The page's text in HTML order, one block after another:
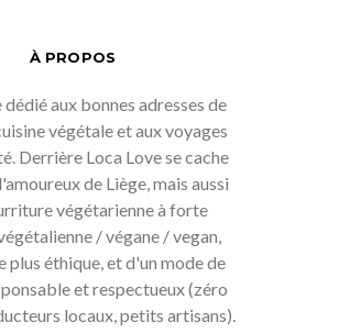
À PROPOS
aux bonnes adresses de
végétale et aux voyages
Derrière Loca Love se cache
de Liège, mais aussi
végétarienne à forte
/ végane / vegan,
plus éthique, et d'un mode de
et respectueux (zéro
locaux, petits artisans).